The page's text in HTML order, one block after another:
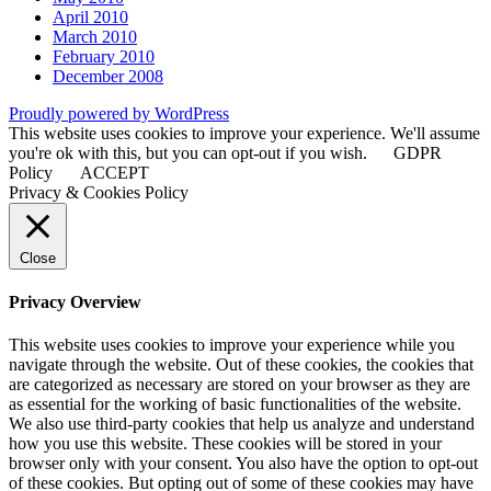
April 2010
March 2010
February 2010
December 2008
Proudly powered by WordPress
This website uses cookies to improve your experience. We'll assume
you're ok with this, but you can opt-out if you wish.
GDPR
Policy
ACCEPT
Privacy & Cookies Policy
Close
Privacy Overview
This website uses cookies to improve your experience while you
navigate through the website. Out of these cookies, the cookies that
are categorized as necessary are stored on your browser as they are
as essential for the working of basic functionalities of the website.
We also use third-party cookies that help us analyze and understand
how you use this website. These cookies will be stored in your
browser only with your consent. You also have the option to opt-out
of these cookies. But opting out of some of these cookies may have